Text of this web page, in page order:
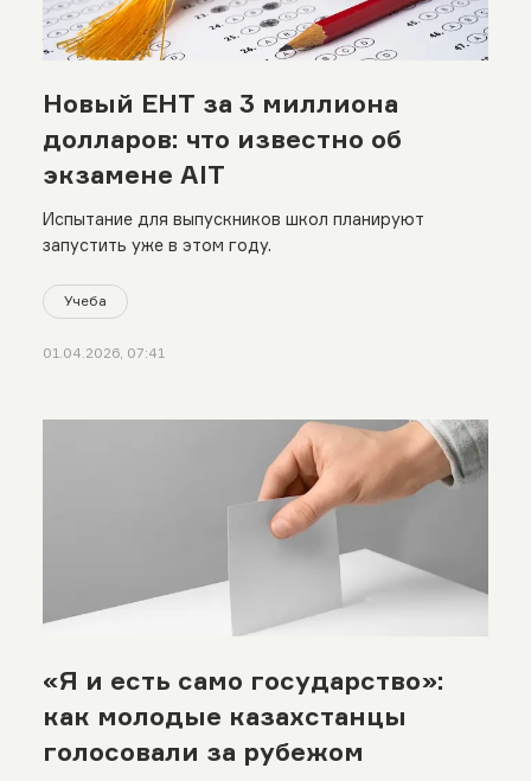
Новый ЕНТ за 3 миллиона
долларов: что известно об
экзамене AIT
Испытание для выпускников школ планируют
запустить уже в этом году.
Учеба
01.04.2026, 07:41
«Я и есть само государство»:
как молодые казахстанцы
голосовали за рубежом